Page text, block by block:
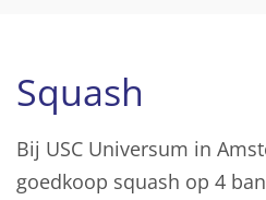
Squash
Bij USC Universum in
goedkoop squash op 4